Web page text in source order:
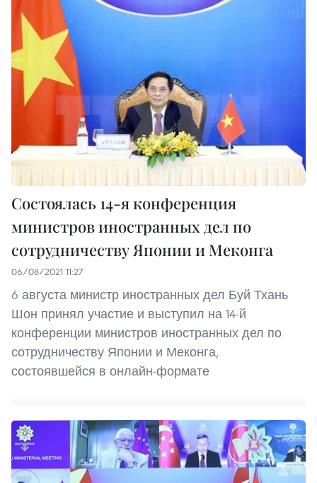
Состоялась 14-я конференция
министров иностранных дел по
сотрудничеству Японии и Меконга
06/08/2021 11:27
6 августа министр иностранных дел Буй Тхань
Шон принял участие и выступил на 14-й
конференции министров иностранных дел по
сотрудничеству Японии и Меконга,
состоявшейся в онлайн-формате